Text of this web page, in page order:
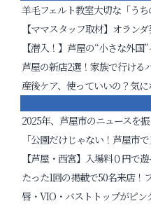
羊毛フェルト教室大切な「うち
【ママスタッフ取材】オラン
【潜入！】芦屋の“小さな外国
芦屋の新店2選！家族で行ける
産後ケア、使っていいの？気
2025年、芦屋市のニュースを
「公園だけじゃない！芦屋市
【芦屋・西宮】入場料０円で
たった1回の掲載で50名来店！
唇・VIO・バストトップがピ